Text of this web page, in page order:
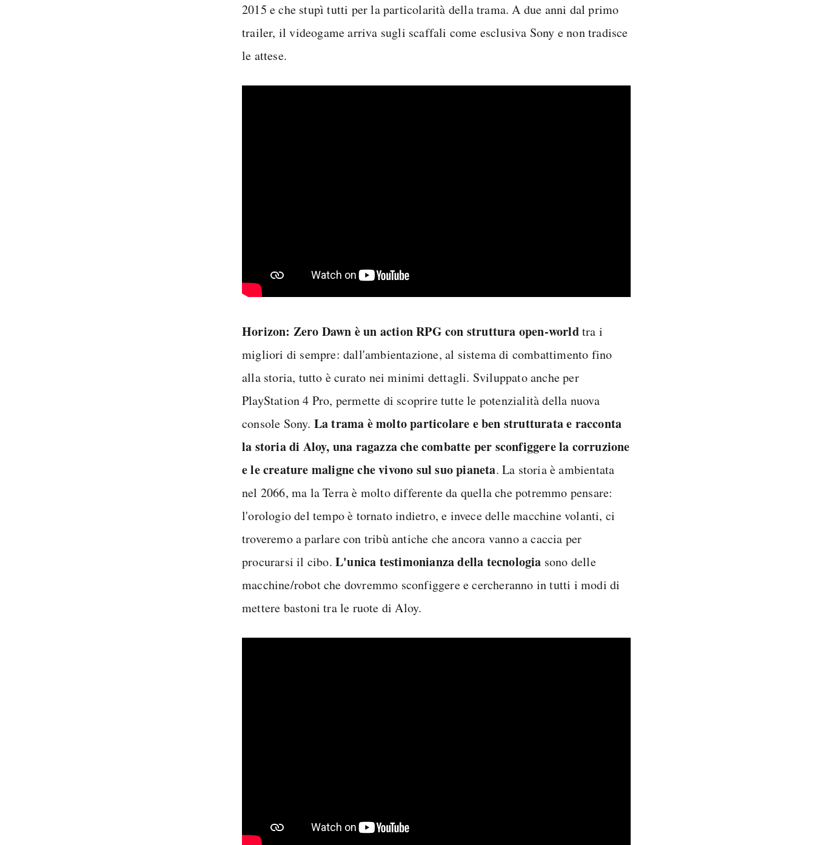
2015 e che stupì tutti per la particolarità della trama. A due anni dal primo
trailer, il videogame arriva sugli scaffali come esclusiva Sony e non tradisce
le attese.
Horizon: Zero Dawn è un action RPG con struttura open-worldtra i
migliori di sempre: dall'ambientazione, al sistema di combattimento fino
alla storia, tutto è curato nei minimi dettagli. Sviluppato anche per
PlayStation 4 Pro, permette di scoprire tutte le potenzialità della nuova
console Sony. La trama è molto particolare e ben strutturata e racconta
la storia di Aloy, una ragazza che combatte per sconfiggere la corruzione
e le creature maligne che vivono sul suo pianeta. La storia è ambientata
nel 2066, ma la Terra è molto differente da quella che potremmo pensare:
l'orologio del tempo è tornato indietro, e invece delle macchine volanti, ci
troveremo a parlare con tribù antiche che ancora vanno a caccia per
procurarsi il cibo. L'unica testimonianza della tecnologia sono delle
macchine/robot che dovremmo sconfiggere e cercheranno in tutti i modi di
mettere bastoni tra le ruote di Aloy.